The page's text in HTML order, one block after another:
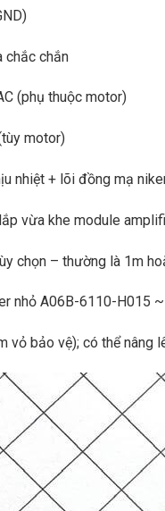
chắc chắn
(phụ thuộc motor)
motor)
nhiệt + lõi đồng mạ
vừa khe module
chọn – thường là 1m
nhỏ A06B-6110-H015
vỏ bảo vệ); có thể nâng